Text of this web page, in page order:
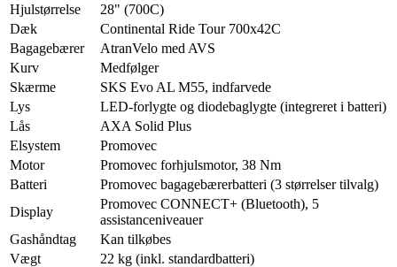
Hjulstørrelse
28" (700C)
Dæk
Continental Ride Tour 700x42C
Bagagebærer
AtranVelo med AVS
Kurv
Medfølger
Skærme
SKS Evo AL M55, indfarvede
Lys
LED-forlygte og diodebaglygte (integreret i batteri)
Lås
AXA Solid Plus
Elsystem
Promovec
Motor
Promovec forhjulsmotor, 38 Nm
Batteri
Promovec bagagebærerbatteri (3 størrelser tilvalg)
Display
Promovec CONNECT+ (Bluetooth), 5
assistanceniveauer
Gashåndtag
Kan tilkøbes
Vægt
22 kg (inkl. standardbatteri)